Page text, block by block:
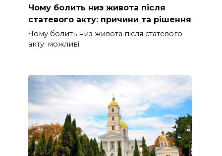
Чому болить низ живота після
статевого акту: причини та рішення
Чому болить низ живота після статевого
акту: можливі